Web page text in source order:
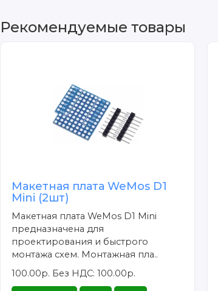
Рекомендуемые товары
Макетная плата WeMos D1
Mini (2шт)
Макетная плата WeMos D1 Mini
предназначена для
проектирования и быстрого
монтажа схем. Монтажная пла..
100.00р. Без НДС: 100.00р.